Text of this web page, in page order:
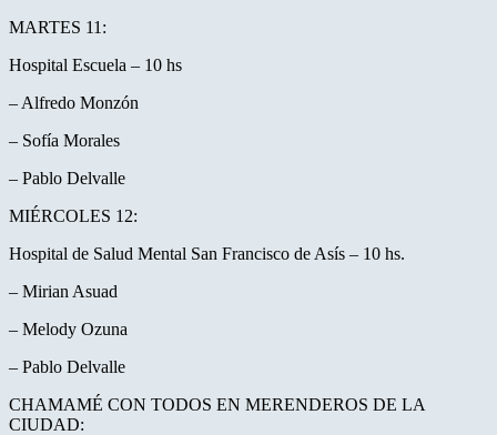
MARTES 11:
Hospital Escuela – 10 hs
– Alfredo Monzón
– Sofía Morales
– Pablo Delvalle
MIÉRCOLES 12:
Hospital de Salud Mental San Francisco de Asís – 10 hs.
– Mirian Asuad
– Melody Ozuna
– Pablo Delvalle
CHAMAMÉ CON TODOS EN MERENDEROS DE LA
CIUDAD: